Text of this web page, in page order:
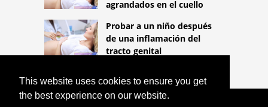
This website uses cookies to ensure you get
the best experience on our website.
agrandados en el cuello
Probar a un niño después
de una inflamación del
tracto genital